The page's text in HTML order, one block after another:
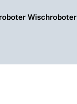
Wischroboter